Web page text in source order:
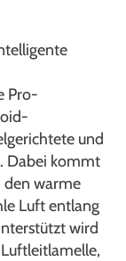
Pro-
und
Dabei kommt
den warme
Luft entlang
wird